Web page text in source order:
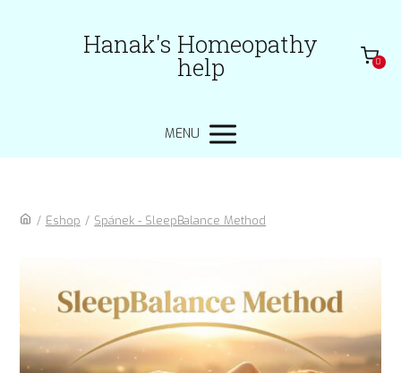
Hanak's Homeopathy
help 0
MENU
/ Eshop / Spánek - SleepBalance Method